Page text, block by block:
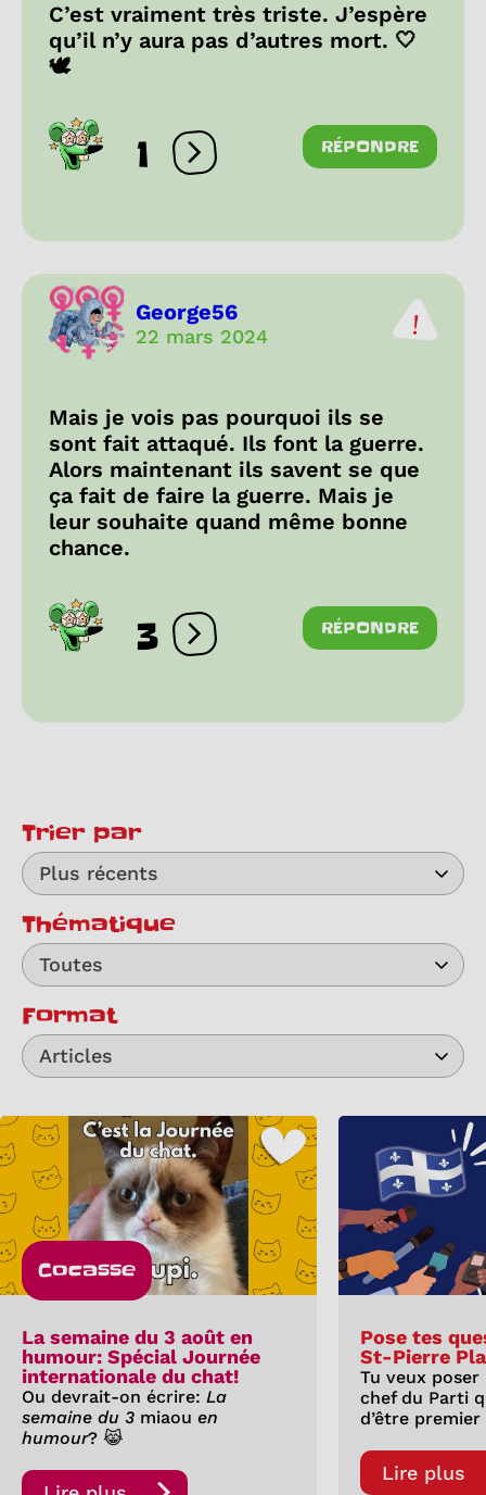
C’est vraiment très triste. J’espère
qu’il n’y aura pas d’autres mort. 🤍
🕊️
1 Ouvrir les réactions
RÉPONDRE
George56
22 mars 2024
Mais je vois pas pourquoi ils se
sont fait attaqué. Ils font la guerre.
Alors maintenant ils savent se que
ça fait de faire la guerre. Mais je
leur souhaite quand même bonne
chance.
3 Ouvrir les réactions
RÉPONDRE
Trier par
Plus récents
Thématique
Toutes
Format
Articles
Cocasse
La semaine du 3 août en
humour: Spécial Journée
internationale du chat!
Ou devrait-on écrire: La
semaine du 3 miaou en
humour? 😹
Pose tes
St-Pierre
Tu veux
chef du Parti
d’être
Lire plus